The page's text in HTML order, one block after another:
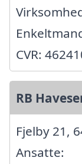
CVR:
RB
Fjelby 21,
Ansatte: